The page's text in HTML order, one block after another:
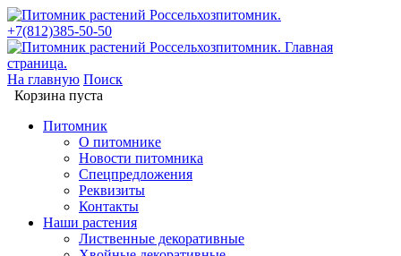
+7(812)385-50-50
На главную Поиск
Корзина пуста
Питомник
О питомнике
Новости питомника
Спецпредложения
Реквизиты
Контакты
Наши растения
Лиственные декоративные